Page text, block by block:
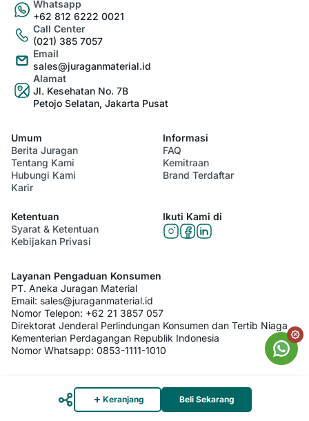
Whatsapp
+62 812 6222 0021
Call Center
(021) 385 7057
Email
sales@juraganmaterial.id
Alamat
Jl. Kesehatan No. 7B
Petojo Selatan, Jakarta Pusat
Umum
Berita Juragan
Tentang Kami
Hubungi Kami
Karir
Informasi
FAQ
Kemitraan
Brand Terdaftar
Ketentuan
Syarat & Ketentuan
Kebijakan Privasi
Ikuti Kami di
Layanan Pengaduan Konsumen
PT. Aneka Juragan Material
Email: sales@juraganmaterial.id
Nomor Telepon: +62 21 3857 057
Direktorat Jenderal Perlindungan Konsumen dan Tertib Niaga
Kementerian Perdagangan Republik Indonesia
Nomor Whatsapp: 0853-1111-1010
Keranjang Beli Sekarang